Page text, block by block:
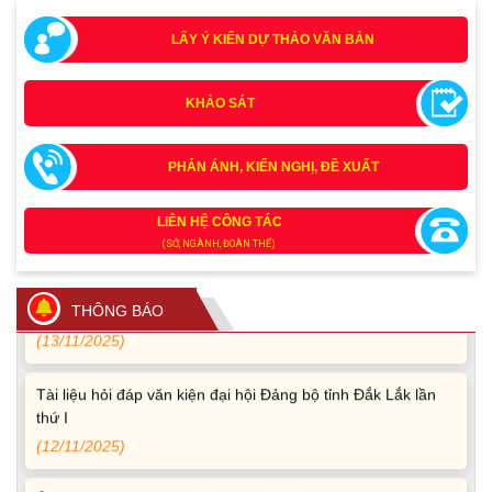
LẤY Ý KIẾN DỰ THẢO VĂN BẢN
KHẢO SÁT
PHẢN ÁNH, KIẾN NGHỊ, ĐỀ XUẤT
LIÊN HỆ CÔNG TÁC
(SỞ, NGÀNH, ĐOÀN THỂ)
THÔNG BÁO
Tích cực tham gia góp ý, tuyên truyền dự thảo Bộ luật Hình
sự (sửa đổi) và Luật Tổ chức cơ quan điều tra (sửa đổi)
Quy định xử phạt vi phạm vi định giao thông đường bộ
theo Nghị định 168
(13/11/2025)
thứ I
Ủy ban Thường vụ Quốc hội ban hành Nghị quyết mới,